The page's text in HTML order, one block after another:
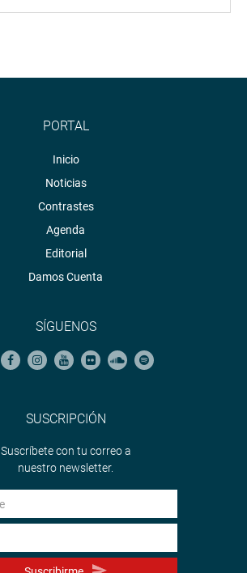
PORTAL
Inicio
Noticias
Contrastes
Agenda
Editorial
Damos Cuenta
SÍGUENOS
SUSCRIPCIÓN
Suscríbete con tu correo a
nuestro newsletter.